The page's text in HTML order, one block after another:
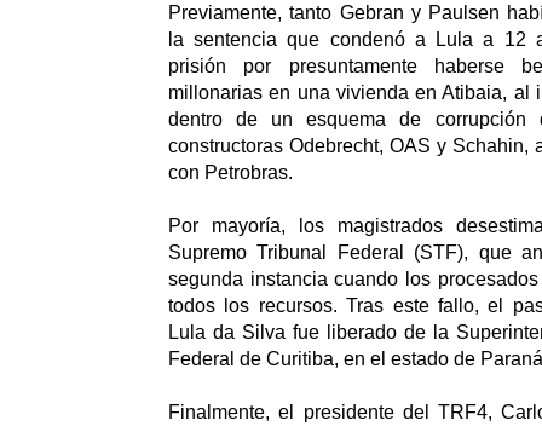
Previamente, tanto Gebran y Paulsen
la sentencia que condenó a Lula a 12
prisión por presuntamente haberse
millonarias en una vivienda en Atibaia, al
dentro de un esquema de corrupción
constructoras Odebrecht, OAS y Schahin,
con Petrobras.
Por mayoría, los magistrados
Supremo Tribunal Federal (STF), que
segunda instancia cuando los
todos los recursos. Tras este fallo, el
Lula da Silva fue liberado de la
Federal de Curitiba, en el estado de
Finalmente, el presidente del TRF4,